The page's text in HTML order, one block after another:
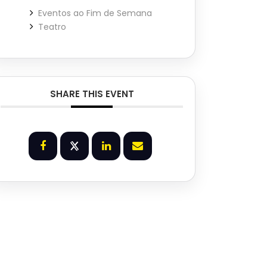
Eventos ao Fim de Semana
Teatro
SHARE THIS EVENT